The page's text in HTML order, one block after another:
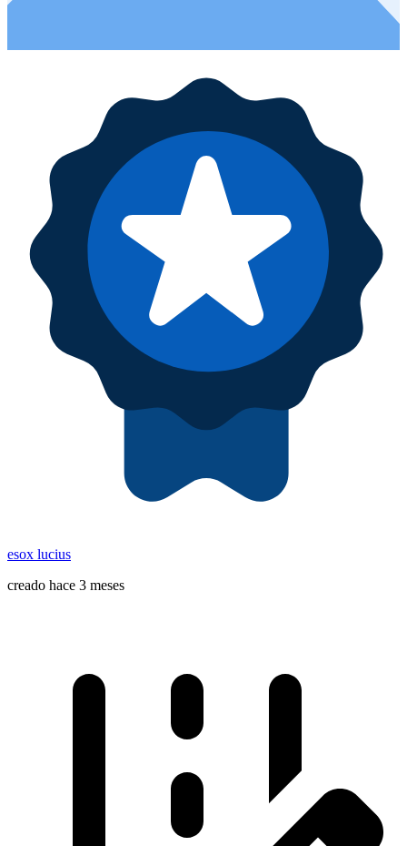
esox lucius
creado hace 3 meses